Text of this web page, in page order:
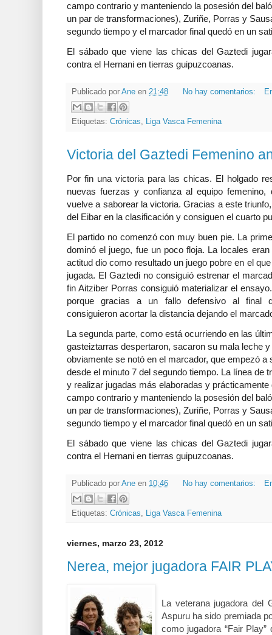
campo contrario y manteniendo la posesión del
un par de transformaciones), Zuriñe, Porras y
segundo tiempo y el marcador final quedó en un
El sábado que viene las chicas del Gaztedi
contra el Hernani en tierras guipuzcoanas.
Publicado por Ane en 21:48 No hay comentarios:
Etiquetas: Crónicas, Liga Vasca Femenina
Victoria del Gaztedi Femenino
Por fin una victoria para las chicas. El holgado
nuevas fuerzas y confianza al equipo
vuelve a saborear la victoria. Gracias a este
del Eibar en la clasificación y consiguen el cuarto
El partido no comenzó con muy buen pie. La
dominó el juego, fue un poco floja. La locales
actitud dio como resultado un juego pobre en el
jugada. El Gaztedi no consiguió estrenar el
fin Aitziber Porras consiguió materializar el
porque gracias a un fallo defensivo al final
consiguieron acortar la distancia dejando el
La segunda parte, como está ocurriendo en las
gasteiztarras despertaron, sacaron su mala leche
obviamente se notó en el marcador, que empezó
desde el minuto 7 del segundo tiempo. La línea de
y realizar jugadas más elaboradas y
campo contrario y manteniendo la posesión del
un par de transformaciones), Zuriñe, Porras y
segundo tiempo y el marcador final quedó en un
El sábado que viene las chicas del Gaztedi
contra el Hernani en tierras guipuzcoanas.
Publicado por Ane en 10:46 No hay comentarios:
Etiquetas: Crónicas, Liga Vasca Femenina
viernes, marzo 23, 2012
Nerea, mejor jugadora FAIR
La veterana jugadora del
Aspuru ha sido premiada
como jugadora “Fair